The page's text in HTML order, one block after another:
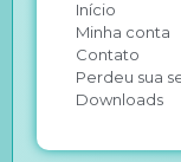
Início
Minha conta
Contato
Perdeu sua
Downloads